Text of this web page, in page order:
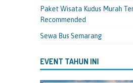
Paket Wisata Kudus Murah
Recommended
Sewa Bus Semarang
EVENT TAHUN INI